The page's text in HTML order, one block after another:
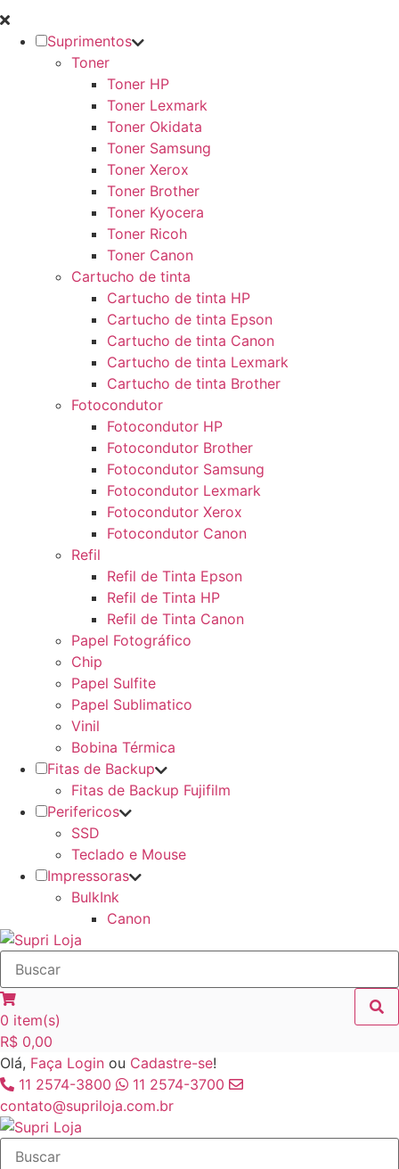
Suprimentos
Toner
Toner HP
Toner Lexmark
Toner Okidata
Toner Samsung
Toner Xerox
Toner Brother
Toner Kyocera
Toner Ricoh
Toner Canon
Cartucho de tinta
Cartucho de tinta HP
Cartucho de tinta Epson
Cartucho de tinta Canon
Cartucho de tinta Lexmark
Cartucho de tinta Brother
Fotocondutor
Fotocondutor HP
Fotocondutor Brother
Fotocondutor Samsung
Fotocondutor Lexmark
Fotocondutor Xerox
Fotocondutor Canon
Refil
Refil de Tinta Epson
Refil de Tinta HP
Refil de Tinta Canon
Papel Fotográfico
Chip
Papel Sulfite
Papel Sublimatico
Vinil
Bobina Térmica
Fitas de Backup
Fitas de Backup Fujifilm
Perifericos
SSD
Teclado e Mouse
Impressoras
BulkInk
Canon
0 item(s)
R$ 0,00
Olá, Faça Login ou Cadastre-se!
11 2574-3800
11 2574-3700
contato@supriloja.com.br